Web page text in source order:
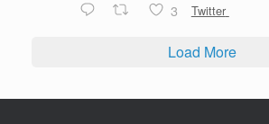
3 Twitter
Load More